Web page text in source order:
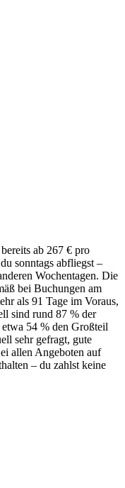
ab 267 € pro
sonntags abfliegst –
Wochentagen. Die
bei Buchungen am
als 91 Tage im Voraus,
sind rund 87 % der
54 % den Großteil
sehr gefragt, gute
allen Angeboten auf
– du zahlst keine